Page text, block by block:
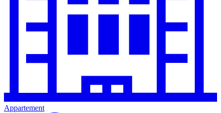
Appartement